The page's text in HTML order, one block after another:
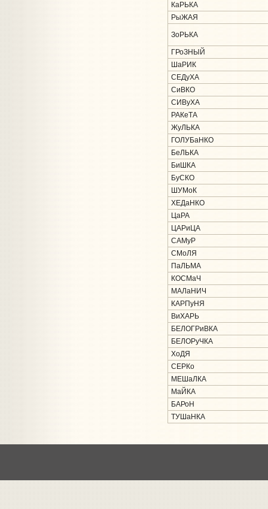
КаРЬКА
РыЖАЯ
ЗоРЬКА
ГРоЗНЫЙ
ШаРИК
СЕДуХА
СиВКО
СИВуХА
РАКеТА
ЖуЛЬКА
ГОЛУБаНКО
БеЛЬКА
БиШКА
БуСКО
ШУМоК
ХЕДаНКО
ЦаРА
ЦАРиЦА
САМуР
СМоЛЯ
ПаЛЬМА
КОСМаЧ
МАЛаНИЧ
КАРПуНЯ
ВиХАРЬ
БЕЛОГРиВКА
БЕЛОРуЧКА
ХоДЯ
СЕРКо
МЕШаЛКА
МаЙКА
БАРоН
ТУШаНКА